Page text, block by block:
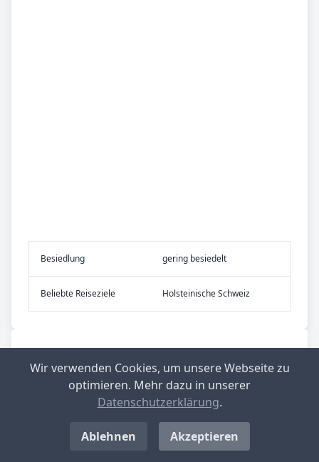
Be­sied­lung gering besiedelt
Be­lieb­te Rei­se­zie­le Holsteinische Schweiz
Wir verwenden Cookies, um unsere Webseite zu
optimieren. Mehr dazu in unserer
Datenschutzerklärung.
Ablehnen Akzeptieren